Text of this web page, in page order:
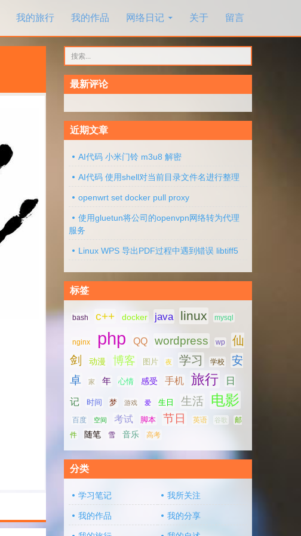
我的旅行 我的作品 网络日记 关于 留言
索：
最新评论
近期文章
AI代码 小米门铃 m3u8 解密
AI代码 使用shell对当前目录文件名进行整理
openwrt set docker pull proxy
使用gluetun将公司的openvpn网络转为代理
服务
Linux WPS 导出PDF过程中遇到错误 libtiff5
标签
bash c++ docker java linux mysql
nginx php QQ wordpress wp
仙
剑
动漫 博客 图片 夜 学习 学校
安
卓
家 年 心情 感受 手机 旅行 日
记 时间 梦 游戏 爱 生日 生活 电影
百度 空间 考试 脚本 节日 英语 谷歌 邮
件 随笔 雪 音乐 高考
分类
学习笔记 我所关注
我的作品 我的分享